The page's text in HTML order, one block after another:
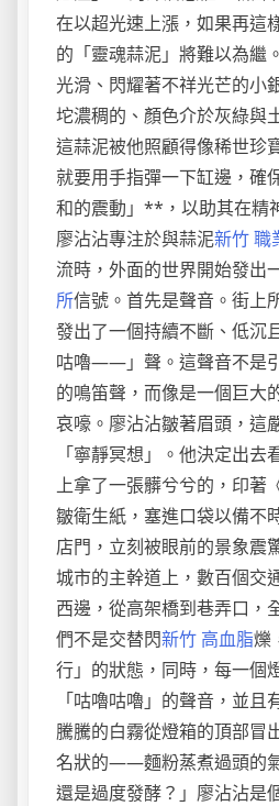
在以超光速上漲，如果再這
的「靈魂蒜泥」將難以為繼
光滑、閃耀著不祥光芒的小
坨濃稠的、顏色介於灰綠與
這蒜泥被他照顧得像稀世珍
就要用手指彈一下缸邊，確
和的震動」**，以助其在精
廖沾沾專注於與蒜泥新竹 職
流時，外面的世界開始發出
所信號。首先是聲音。街上
發出了一個持續不斷、低
咕嚕——」聲。這聲音不是
的鳴笛聲，而像是一個巨大
哀嚎。廖沾沾皺著眉頭，這
「寧靜冥想」。他決定出
上拿了一張髒兮兮的，印著
皺衛生紙，塞進口袋以備不
店門，立刻被眼前的景象震
城市的主幹道上，數百個交
西邊，從高架橋到巷弄口，
們不是交替閃新竹 高血脂爍
行」的狀態，同時，每一個
「咕嚕咕嚕」的聲音，並
騰騰的白霧從燈箱的頂部冒
名狀的——麵粉蒸煮過頭的
還是過度發酵？」廖沾沾是